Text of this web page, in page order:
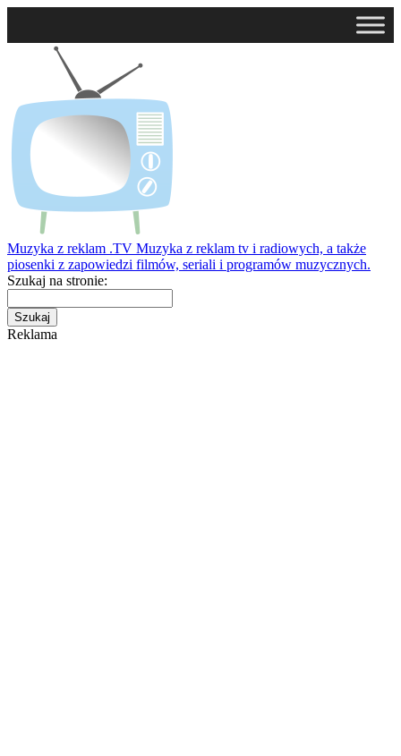
Muzyka z reklam .TV Muzyka z reklam tv i radiowych, a także
piosenki z zapowiedzi filmów, seriali i programów muzycznych.
Szukaj na stronie:
Reklama